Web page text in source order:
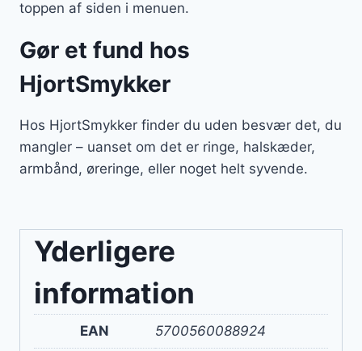
toppen af siden i menuen.
Gør et fund hos
HjortSmykker
Hos HjortSmykker finder du uden besvær det, du
mangler – uanset om det er ringe, halskæder,
armbånd, øreringe, eller noget helt syvende.
Yderligere
information
EAN 5700560088924